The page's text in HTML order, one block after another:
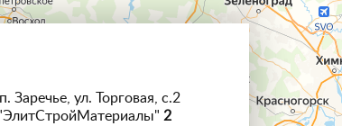
Заречье, ул. Торговая, с.2
2